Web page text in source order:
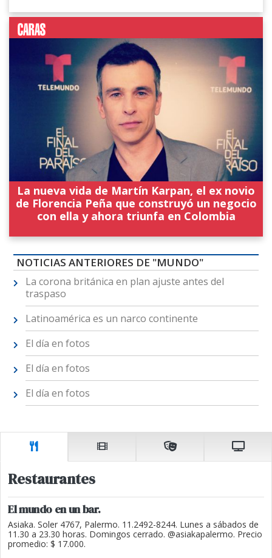
La nueva vida de Martín Karpan, el ex novio
de Florencia Peña que construyó un negocio
con ella y ahora triunfa en Colombia
NOTICIAS ANTERIORES DE "MUNDO"
La corona británica en plan ajuste antes del
traspaso
Latinoamérica es un narco continente
El día en fotos
El día en fotos
El día en fotos
Restaurantes
El mundo en un bar.
Asiaka. Soler 4767, Palermo. 11.2492-8244. Lunes a sábados de
11.30 a 23.30 horas. Domingos cerrado. @asiakapalermo. Precio
promedio: $ 17.000.